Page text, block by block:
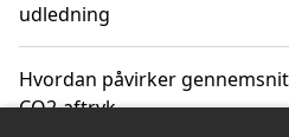
udledning
Hvordan påvirker
CO2-aftryk